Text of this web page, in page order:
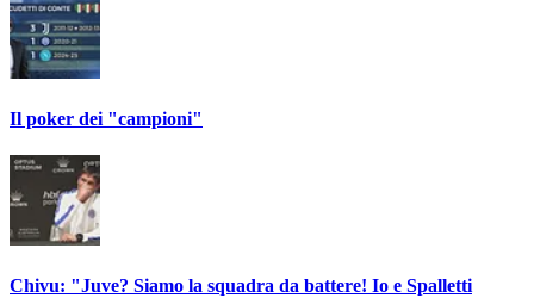
Il poker dei "campioni"
Chivu: "Juve? Siamo la squadra da battere! Io e Spalletti